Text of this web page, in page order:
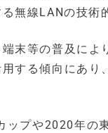
無線LANの技術
末等の普及に
する傾向にあ
プや2020年の